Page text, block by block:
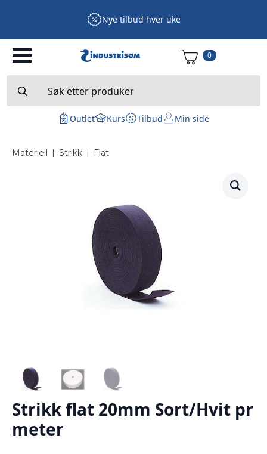
Nye tilbud hver uke
0
for:
Outlet Kurs Tilbud Min side
Materiell | Strikk | Flat
Strikk flat 20mm Sort/Hvit pr
meter